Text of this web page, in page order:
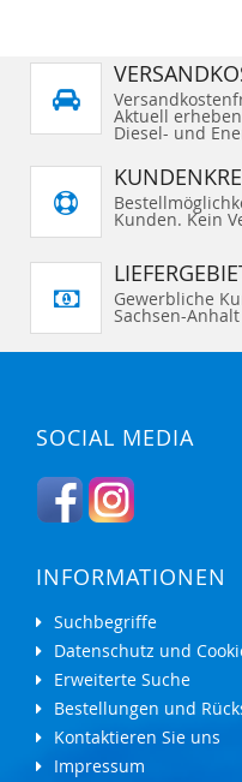
Aktuell
Diesel- und
Kunden. Kein
Gewerbliche
Sachsen-
SOCIAL MEDIA
INFORMATIONEN
Suchbegriffe
Datenschutz und
Erweiterte Suche
Bestellungen und
Kontaktieren Sie uns
Impressum